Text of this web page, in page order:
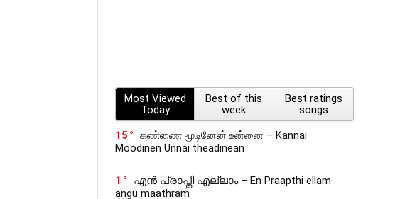
Most Viewed
Today
Best of this
week
Best ratings
songs
15
கண்ணை மூடினேன் உன்னை – Kannai
Moodinen Unnai theadinean
1
എൻ പ്രാപ്തി എല്ലാം – En Praapthi ellam
angu maathram